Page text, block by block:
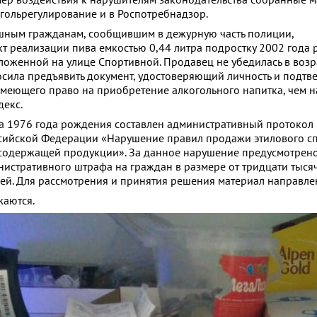
и в Роспотребнадзор.
гражданам, сообщившим в дежурную часть полиции,
реализации пива емкостью 0,44 литра подростку 2002 года
на улице Спортивной. Продавец не убедилась в
предъявить документ, удостоверяющий личность и
право на приобретение алкогольного напитка, чем
года рождения составлен административный протокол
Федерации «Нарушение правил продажи этилового
продукции». За данное нарушение
штрафа на граждан в размере от тридцати
Для рассмотрения и принятия решения материал